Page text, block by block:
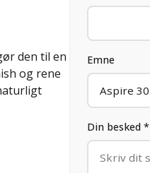
den til en
og rene
Emne
Din besked *